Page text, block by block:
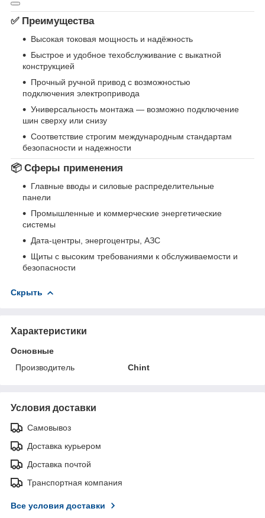
✅ Преимущества
Высокая токовая мощность и надёжность
Быстрое и удобное техобслуживание с выкатной
конструкцией
Прочный ручной привод с возможностью
подключения электропривода
Универсальность монтажа — возможно подключение
шин сверху или снизу
Соответствие строгим международным стандартам
безопасности и надежности
📦 Сферы применения
Главные вводы и силовые распределительные
панели
Промышленные и коммерческие энергетические
системы
Дата‑центры, энергоцентры, АЗС
Щиты с высоким требованиями к обслуживаемости и
безопасности
Скрыть
Характеристики
Основные
Производитель
Chint
Условия доставки
Самовывоз
Доставка курьером
Доставка почтой
Транспортная компания
Все условия доставки